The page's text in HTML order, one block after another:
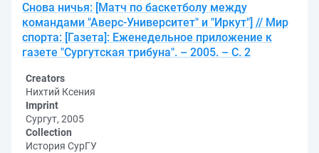
Снова ничья: [Матч по баскетболу между
командами "Аверс-Университет" и "Иркут"] // Мир
спорта: [Газета]: Еженедельное приложение к
газете "Сургутская трибуна". – 2005. – С. 2
Creators
Нихтий Ксения
Imprint
Сургут, 2005
Collection
История СурГУ